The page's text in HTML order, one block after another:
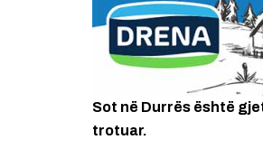
Sot në Durrës është
trotuar.